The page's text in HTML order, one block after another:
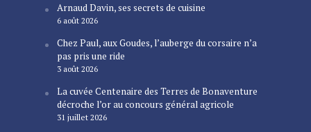
Arnaud Davin, ses secrets de cuisine
6 août 2026
Chez Paul, aux Goudes, l’auberge du corsaire n’a
pas pris une ride
3 août 2026
La cuvée Centenaire des Terres de Bonaventure
décroche l’or au concours général agricole
31 juillet 2026